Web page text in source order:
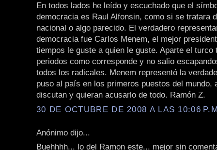
En todos lados he leído y escuchado que el
democracia es Raul Alfonsin, como si se tratara
nacional o algo parecido. El verdadero
democracia fue Carlos Menem, el mejor
tiempos le guste a quien le guste. Aparte el turco
periodos como corresponde y no salio
todos los radicales. Menem representó la
puso al país en los primeros puestos del mundo,
discutan y quieran acusarlo de todo. Ramón Z.
30 DE OCTUBRE DE 2008 A LAS 10:06
Anónimo dijo...
Buehhhh... lo del Ramon este... mejor sin